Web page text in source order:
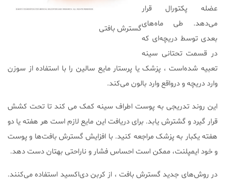
گسترش بافتی
عضله پکتورال قرار
می‌دهد. طی ماه‌های
بعدی توسط دریچه‌ای که
در قسمت تحتانی سینه
تعبیه شده‌است ، پزشک یا پرستار مایع سالین را با استفاده از سوزن
وارد دریچه و درواقع وارد بالون می‌کند.
این روند تدریجی به پوست اطراف سینه کمک می کند تا تحت کشش
قرار گیرد و گشترش یابد. برای دریافت این مایع لازم است هر هفته یا دو
هفته یکبار به پزشک مراجعه کنید. با افزایش گسترش بافت‌ها و پوست
و خود ایمپلنت، ممکن است احساس فشار و ناراحتی بهتان دست دهد.
در روش‌های جدید گسترش بافت ، از کربن دی‌اکسید استفاده می‌کنند.